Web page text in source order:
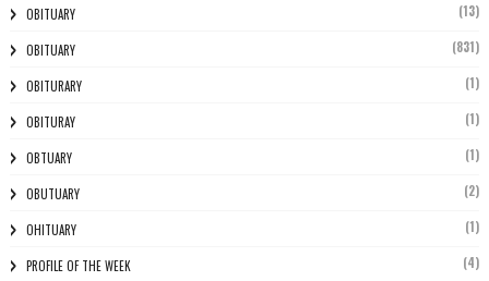
OBITUARY (13)
OBITUARY (831)
OBITURARY (1)
OBITURAY (1)
OBTUARY (1)
OBUTUARY (2)
OHITUARY (1)
PROFILE OF THE WEEK (4)